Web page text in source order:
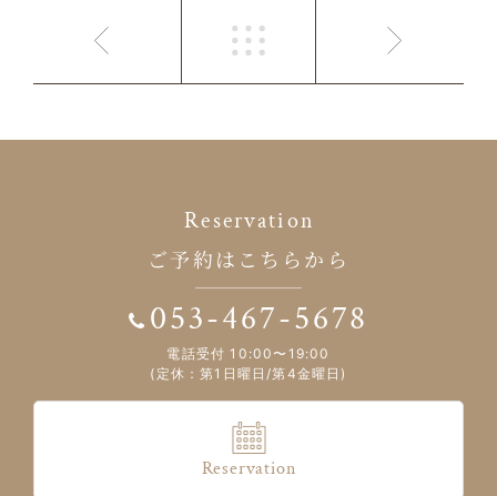
Reservation
ご予約はこちらから
053-467-5678
電話受付 10:00〜19:00
(定休：第1日曜日/第4金曜日)
Reservation